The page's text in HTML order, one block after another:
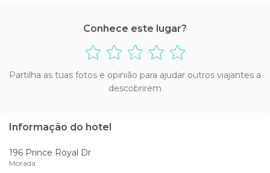
Conhece este lugar?
Partilha as tuas fotos e opinião para ajudar outros viajantes a
descobrirem
Informação do hotel
196 Prince Royal Dr
Morada